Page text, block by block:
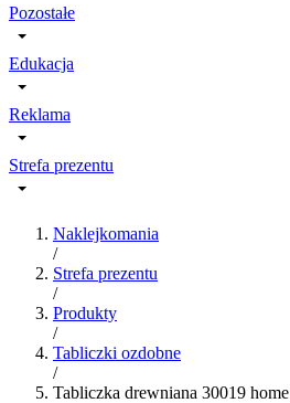
Pozostałe
Edukacja
Reklama
Strefa prezentu
Naklejkomania
/
Strefa prezentu
/
Produkty
/
Tabliczki ozdobne
/
Tabliczka drewniana 30019 home